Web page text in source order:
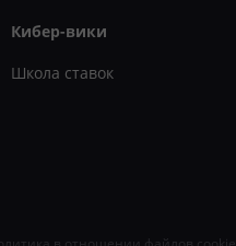
Кибер-вики
Школа ставок